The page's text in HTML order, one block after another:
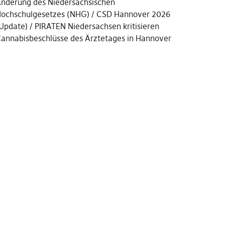
des Niedersächsischen
(NHG)
CSD Hannover 2026
PIRATEN Niedersachsen kritisieren
des Ärztetages in Hannover